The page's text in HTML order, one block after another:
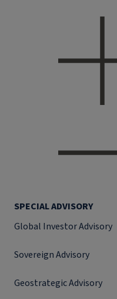
SPECIAL ADVISORY
Global Investor Advisory
Sovereign Advisory
Geostrategic Advisory